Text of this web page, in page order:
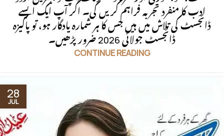
ادب کا منفرد تجربہ فراہم کریں گی۔ اگر آپ ایک ایسے
ڈائجسٹ کی تلاش میں ہیں جس کا ہر شمارہ یادگار ہو، تو پاکیزہ
ڈائجسٹ جولائی 2026 ضرور پڑھیں۔
CONTINUE READING
28
JUL